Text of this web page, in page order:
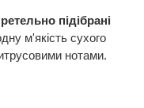
ретельно підібрані
м'якість сухого
нотами.